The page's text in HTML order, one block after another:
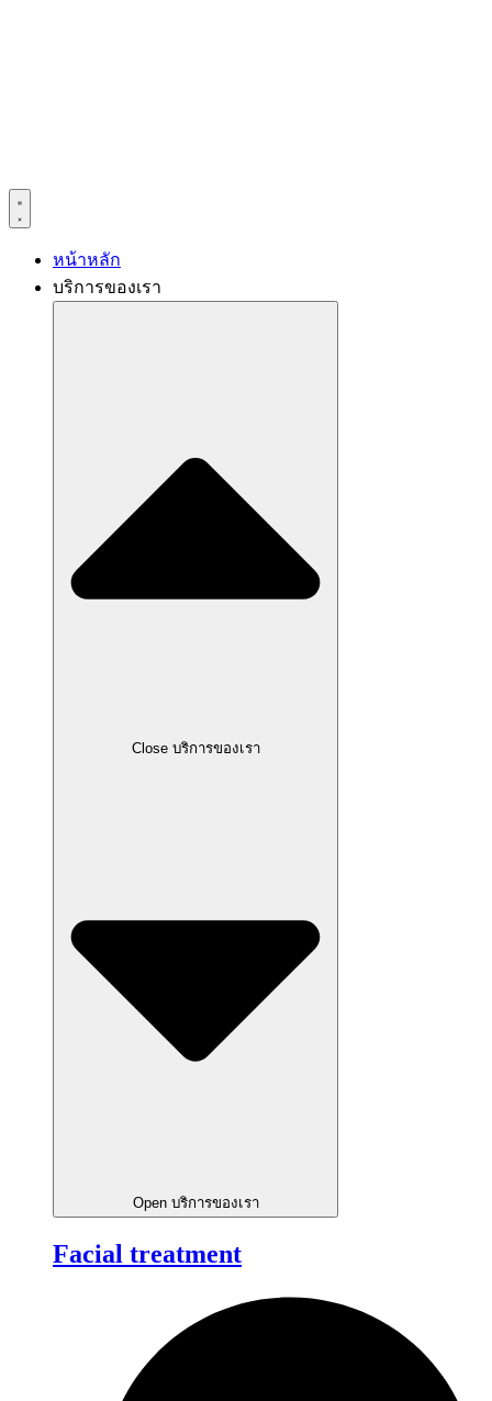
หน้าหลัก
บริการของเรา
Close บริการของเรา
Open บริการของเรา
Facial treatment